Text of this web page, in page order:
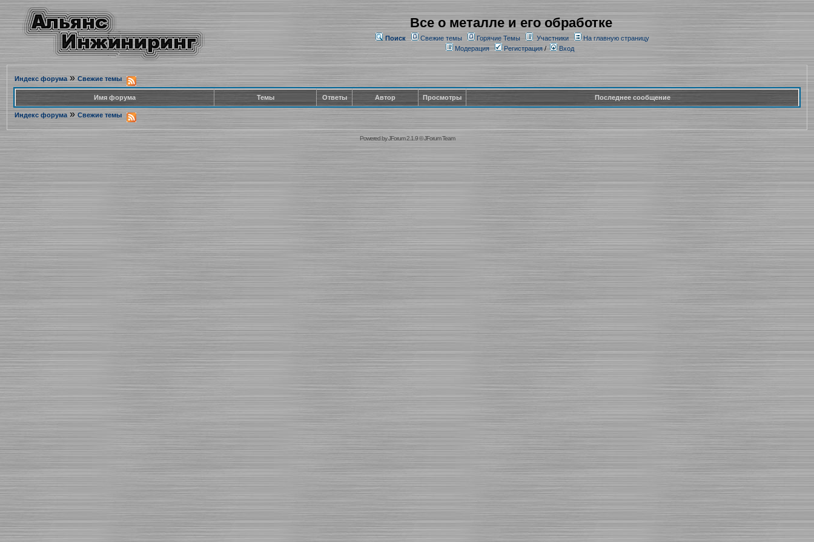
Все о металле и его обработке
Поиск Свежие темы Горячие Темы Участники
На главную страницу
Модерация
Регистрация/ Вход
Индекс форума» Свежие темы
Имя форума Темы Ответы Автор Просмотры Последнее сообщение
Индекс форума » Свежие темы
Powered byJForum 2.1.9©JForum Team